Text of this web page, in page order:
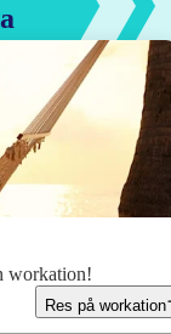
workation!
Res på workation